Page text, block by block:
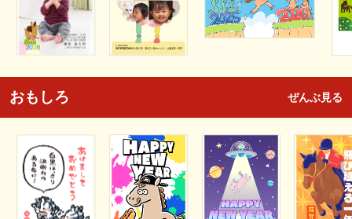
おもしろ ぜんぶ見る